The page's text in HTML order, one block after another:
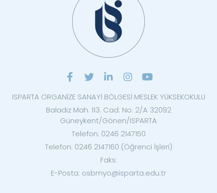
ISPARTA ORGANİZE SANAYİ BÖLGESİ MESLEK YÜKSEKOKULU
Baladız Mah. 113. Cad. No: 2/A 32092
Güneykent/Gönen/ISPARTA
Telefon: 0246 2147150
Telefon: 0246 2147160 (Öğrenci İşleri)
Faks:
E-Posta: osbmyo@isparta.edu.tr